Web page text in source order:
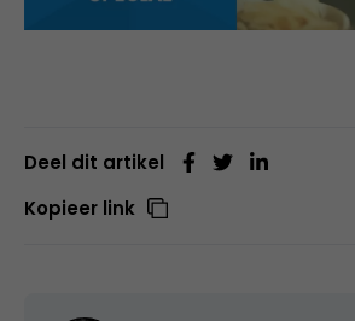
Deel dit artikel
Kopieer link